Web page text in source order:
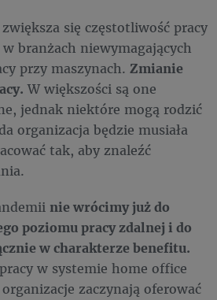
się częstotliwość pracy
branżach niewymagających
przy maszynach. Zmianie
W większości są one
jednak niektóre mogą rodzić
organizacja będzie musiała
tak, aby znaleźć
nie wrócimy już do
poziomu pracy zdalnej i do
w charakterze benefitu.
w systemie home office
zaczynają oferować